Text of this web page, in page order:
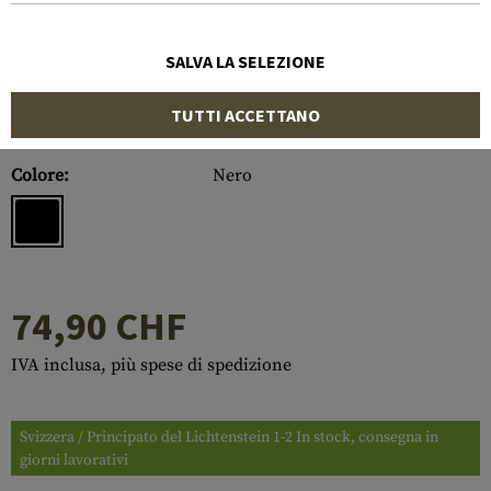
Numero di articolo:
10156306000
Colore:
Nero
74,90 CHF
IVA inclusa, più spese di spedizione
Svizzera / Principato del Lichtenstein 1-2 In stock, consegna in
giorni lavorativi
SALVA LA SELEZIONE
TUTTI ACCETTANO